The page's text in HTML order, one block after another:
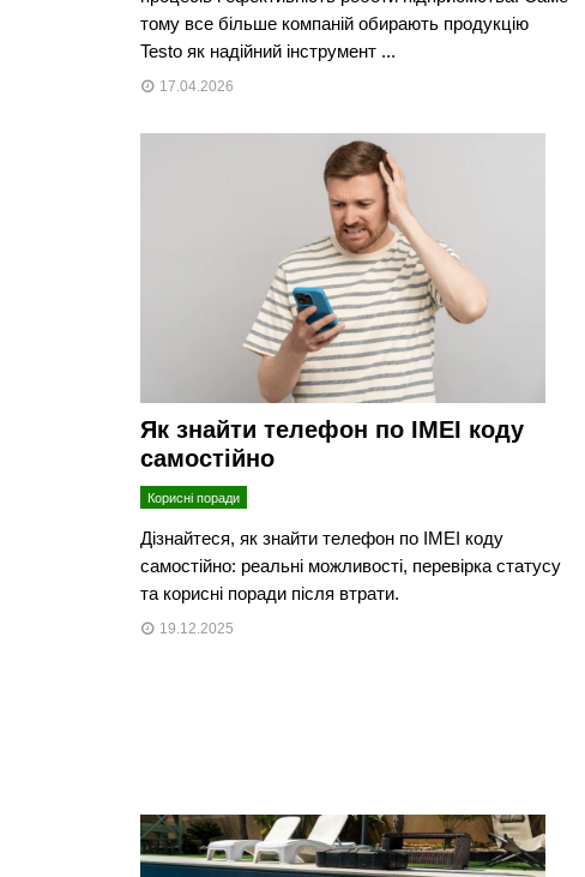
тому все більше компаній обирають продукцію
Testo як надійний інструмент ...
17.04.2026
Як знайти телефон по IMEI коду
самостійно
Корисні поради
Дізнайтеся, як знайти телефон по IMEI коду
самостійно: реальні можливості, перевірка статусу
та корисні поради після втрати.
19.12.2025